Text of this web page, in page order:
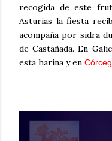
recogida de este
Asturias la fiesta
acompaña por sidra
de Castañada. En
esta harina y en